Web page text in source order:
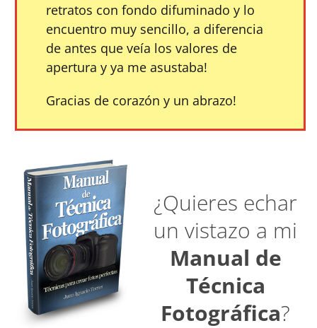
retratos con fondo difuminado y lo
encuentro muy sencillo, a diferencia
de antes que veía los valores de
apertura y ya me asustaba!
Gracias de corazón y un abrazo!
¿Quieres echar
un vistazo a mi
Manual de
Técnica
Fotográfica?